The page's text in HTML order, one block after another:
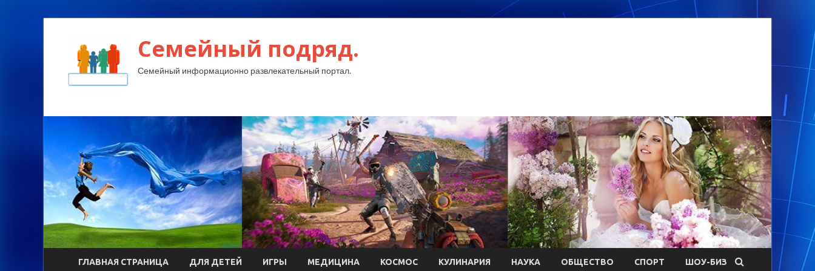
Семейный подряд.
Семейный информационно развлекательный портал.
ГЛАВНАЯ СТРАНИЦА ДЛЯ ДЕТЕЙ ИГРЫ МЕДИЦИНА КОСМОС КУЛИНАРИЯ НАУКА ОБЩЕСТВО СПОРТ ШОУ-БИЗ